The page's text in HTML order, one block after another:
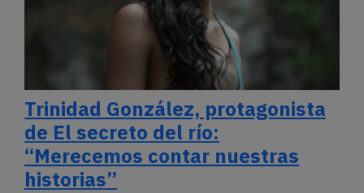
Trinidad González, protagonista
de El secreto del río:
“Merecemos contar nuestras
historias”